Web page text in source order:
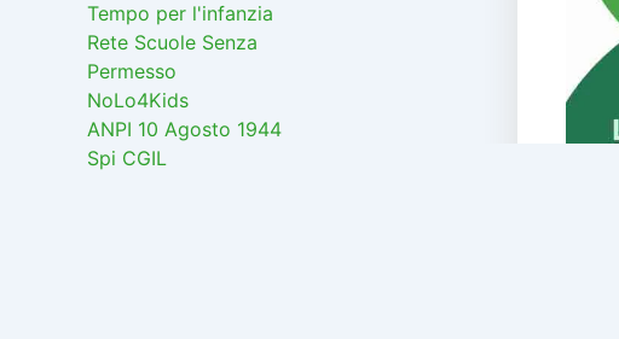
Tempo per l'infanzia
Rete Scuole Senza
Permesso
NoLo4Kids
ANPI 10 Agosto 1944
Spi CGIL